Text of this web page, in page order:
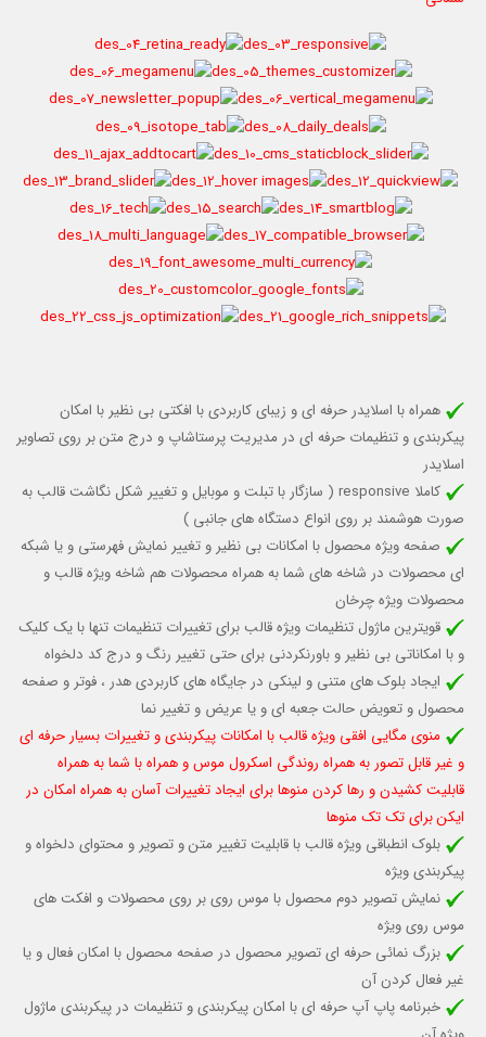
همراه با اسلایدر حرفه ای و زیبای کاربردی با افکتی بی نظیر با امکان
پیکربندی و تنظیمات حرفه ای در مدیریت پرستاشاپ و درج متن بر روی تصاویر
اسلایدر
کاملا responsive (
سازگار با تبلت و موبایل و تغییر شکل نگاشت قالب به
صورت هوشمند بر روی انواع دستگاه های جانبی )
صفحه ویژه محصول با امکانات بی نظیر و تغییر نمایش فهرستی و یا شبکه
ای محصولات در شاخه های شما به همراه محصولات هم شاخه ویژه قالب و
محصولات ویژه چرخان
قویترین ماژول تنظیمات ویژه قالب برای تغییرات تنظیمات تنها با یک کلیک
و با امکاناتی بی نظیر و باورنکردنی برای حتی تغییر رنگ و درج کد دلخواه
ایجاد بلوک های متنی و لینکی در جایگاه های کاربردی هدر ، فوتر و صفحه
محصول و تعویض حالت جعبه ای و یا عریض و تغییر نما
منوی مگایی افقی ویژه قالب با امکانات پیکربندی و تغییرات بسیار حرفه ای
و غیر قابل تصور به همراه روندگی اسکرول موس و همراه با شما به همراه
قابلیت کشیدن و رها کردن منوها برای ایجاد تغییرات آسان به همراه امکان در
ایکن برای تک تک منوها
بلوک انطباقی ویژه قالب با قابلیت تغییر متن و تصویر و محتوای دلخواه و
پیکربندی ویژه
نمایش تصویر دوم محصول با موس روی بر روی محصولات و افکت های
موس روی ویژه
بزرگ نمائی حرفه ای تصویر محصول در صفحه محصول با امکان فعال و یا
غیر فعال کردن آن
خبرنامه پاپ آپ حرفه ای با امکان پیکربندی و تنظیمات در پیکربندی ماژول